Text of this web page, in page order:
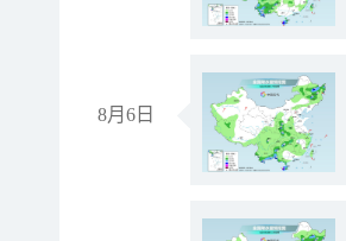
8月6日